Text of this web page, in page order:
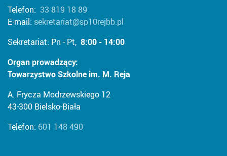
Telefon: 33 819 18 89
E-mail: sekretariat@sp10rejbb.pl
Sekretariat: Pn - Pt, 8:00 - 14:00
Organ prowadzący:
Towarzystwo Szkolne im. M. Reja
A. Frycza Modrzewskiego 12
43-300 Bielsko-Biała
Telefon: 601 148 490